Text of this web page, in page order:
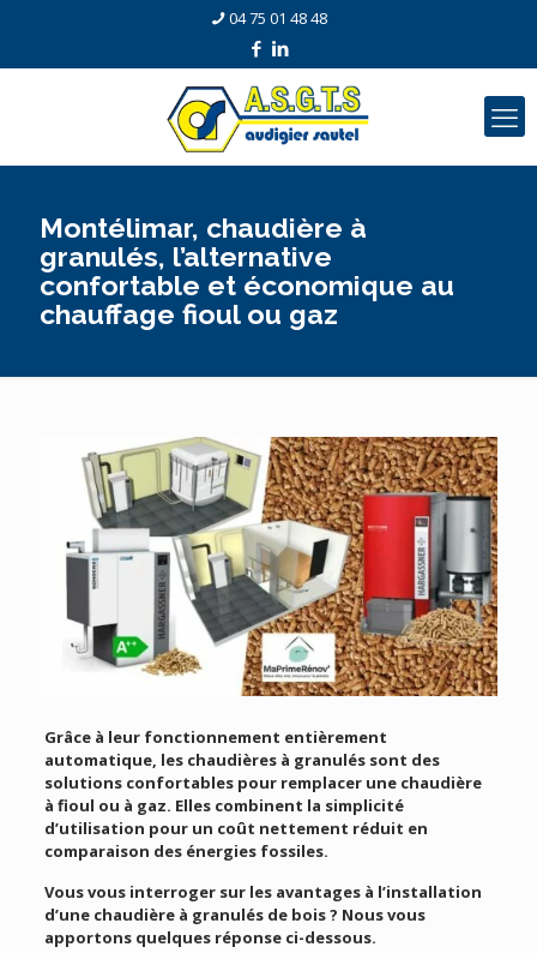
04 75 01 48 48
Montélimar, chaudière à
granulés, l’alternative
confortable et économique au
chauffage fioul ou gaz
Grâce à leur fonctionnement entièrement
automatique, les chaudières à granulés sont des
solutions confortables pour remplacer une chaudière
à fioul ou à gaz. Elles combinent la simplicité
d’utilisation pour un coût nettement réduit en
comparaison des énergies fossiles.
Vous vous interroger sur les avantages à l’installation
d’une chaudière à granulés de bois ? Nous vous
apportons quelques réponse ci-dessous.